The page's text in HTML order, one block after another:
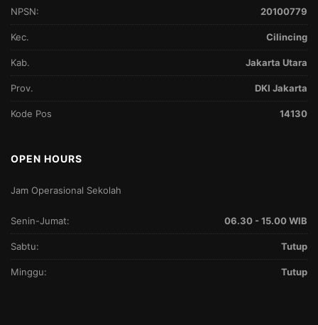
NPSN: 20100779
Kec. Cilincing
Kab. Jakarta Utara
Prov. DKI Jakarta
Kode Pos 14130
OPEN HOURS
Jam Operasional Sekolah
Senin-Jumat: 06.30 - 15.00 WIB
Sabtu: Tutup
Minggu: Tutup